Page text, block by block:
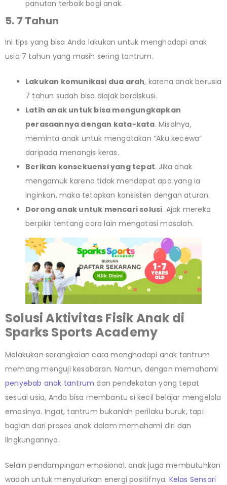
panutan terbaik bagi anak.
5. 7 Tahun
Ini tips yang bisa Anda lakukan untuk menghadapi anak
usia 7 tahun yang masih sering tantrum.
Lakukan komunikasi dua arah, karena anak berusia
7 tahun sudah bisa diajak berdiskusi.
Latih anak untuk bisa mengungkapkan
perasaannya dengan kata-kata. Misalnya,
meminta anak untuk mengatakan “Aku kecewa”
daripada menangis keras.
Berikan konsekuensi yang tepat. Jika anak
mengamuk karena tidak mendapat apa yang ia
inginkan, maka tetapkan konsisten dengan aturan.
Dorong anak untuk mencari solusi. Ajak mereka
berpikir tentang cara lain mengatasi masalah.
Solusi Aktivitas Fisik Anak di
Sparks Sports Academy
Melakukan serangkaian cara menghadapi anak tantrum
memang menguji kesabaran. Namun, dengan memahami
penyebab anak tantrum dan pendekatan yang tepat
sesuai usia, Anda bisa membantu si kecil belajar mengelola
emosinya. Ingat, tantrum bukanlah perilaku buruk, tapi
bagian dari proses anak dalam memahami diri dan
lingkungannya.
Selain pendampingan emosional, anak juga membutuhkan
wadah untuk menyalurkan energi positifnya. Kelas Sensori